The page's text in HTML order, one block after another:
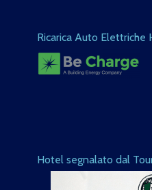
Ricarica Auto Elettriche
Hotel segnalato dal